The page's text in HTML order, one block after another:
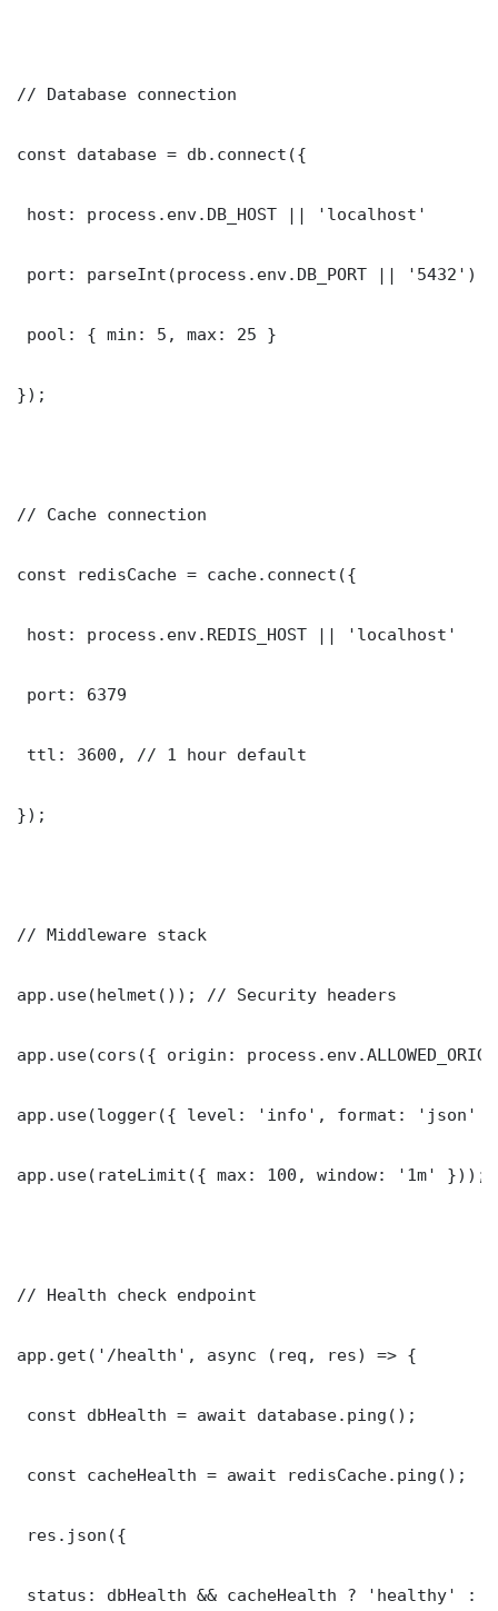
// Database connection
const database = db.connect({
host: process.env.DB_HOST || 'localhost'
port: parseInt(process.env.DB_PORT || '5432')
pool: { min: 5, max: 25 }
});
// Cache connection
const redisCache = cache.connect({
host: process.env.REDIS_HOST || 'localhost'
port: 6379
ttl: 3600, // 1 hour default
});
// Middleware stack
app.use(helmet()); // Security headers
app.use(cors({ origin:
app.use(logger({ level: 'info', format: 'json'
app.use(rateLimit({ max: 100, window: '1m' }));
// Health check endpoint
app.get('/health', async (req, res) => {
const dbHealth = await database.ping();
const cacheHealth = await redisCache.ping();
res.json({
status: dbHealth && cacheHealth ? 'healthy' :